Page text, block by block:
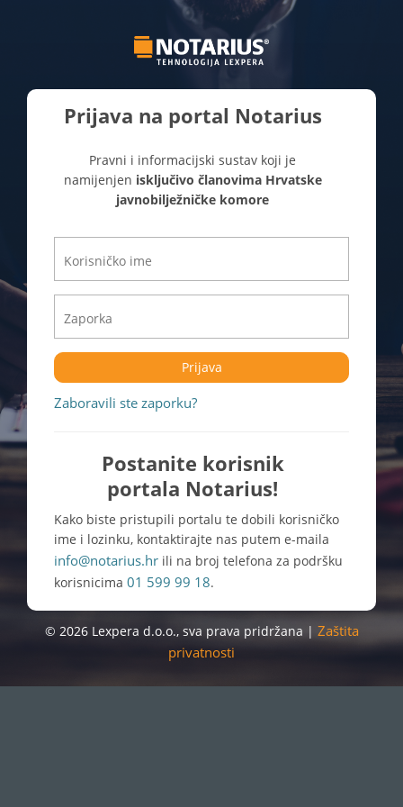
Prijava na portal Notarius
Pravni i informacijski sustav koji je
namijenjen isključivo članovima Hrvatske
javnobilježničke komore
Prijava
Zaboravili ste zaporku?
Postanite korisnik
portala Notarius!
Kako biste pristupili portalu te dobili korisničko
ime i lozinku, kontaktirajte nas putem e-maila
info@notarius.hr ili na broj telefona za podršku
korisnicima 01 599 99 18.
© 2026 Lexpera d.o.o., sva prava pridržana | Zaštita
privatnosti